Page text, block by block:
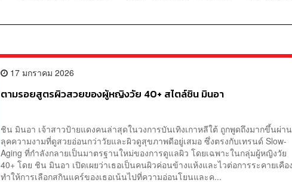
17 มกราคม 2026
ตามรอยสูตรผิวสวยของผู้หญิงวัย 40+ สไตล์ชิน มินอา
ชิน มินอา เจ้าสาวป้ายแดงคนล่าสุดในวงการบันเทิงเกาหลีใต้ ถูกพูดถึงมากขึ้นผ่าน
ลุคความงามที่ดูสวยอ่อนกว่าวัยและผิวดูสุขภาพดีอยู่เสมอ ซึ่งตรงกับเทรนด์ Slow-
Aging ที่กำลังกลายเป็นมาตรฐานใหม่ของการดูแลผิว โดยเฉพาะในกลุ่มผู้หญิงวัย
40+ โดย ชิน มินอา เปิดเผยว่าเธอเป็นคนผิวค่อนข้างแห้งและไวต่อการระคายเคือง
ทำให้การเลือกสกินแคร์ของเธอเน้นไปที่ความอ่อนโยนและค...